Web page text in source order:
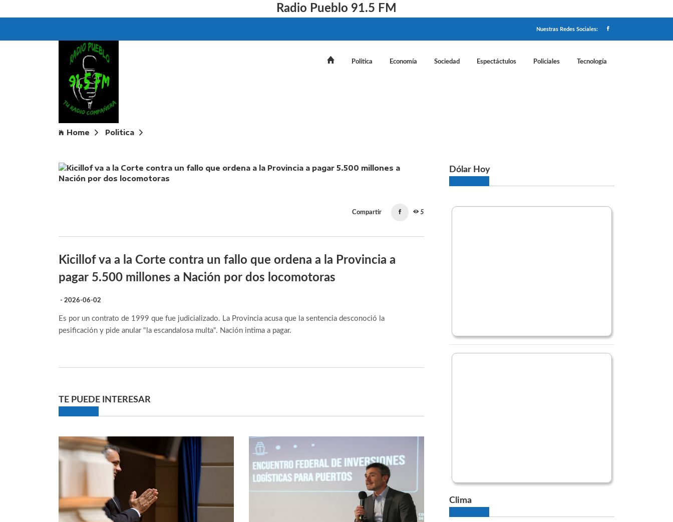
Radio Pueblo 91.5 FM
Nuestras Redes Sociales:
Politica Economía Sociedad Espectáctulos Policiales Tecnología
Home Politica
Compartir 5
Kicillof va a la Corte contra un fallo que ordena a la Provincia a
pagar 5.500 millones a Nación por dos locomotoras
- 2026-06-02
Es por un contrato de 1999 que fue judicializado. La Provincia acusa que la sentencia desconoció la
pesificación y pide anular "la escandalosa multa". Nación intima a pagar.
TE PUEDE INTERESAR
Dólar Hoy
Clima